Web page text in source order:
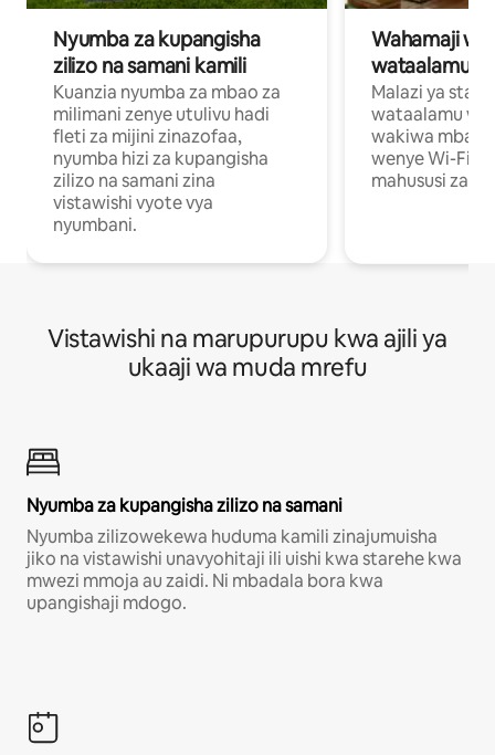
Nyumba za kupangisha
zilizo na samani kamili
Kuanzia nyumba za mbao za
milimani zenye utulivu hadi
fleti za mijini zinazofaa,
nyumba hizi za kupangisha
zilizo na samani zina
vistawishi vyote vya
nyumbani.
Wahamaji
wataalamu
Malazi ya
wataalamu
wakiwa mbali
wenye Wi-Fi
mahususi za
Vistawishi na marupurupu kwa ajili ya
ukaaji wa muda mrefu
Nyumba za kupangisha zilizo na samani
Nyumba zilizowekewa huduma kamili zinajumuisha
jiko na vistawishi unavyohitaji ili uishi kwa starehe kwa
mwezi mmoja au zaidi. Ni mbadala bora kwa
upangishaji mdogo.